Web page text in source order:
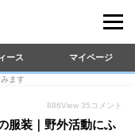
ース マイページ
ます
886View 35 コメント
服装｜野外活動にふ